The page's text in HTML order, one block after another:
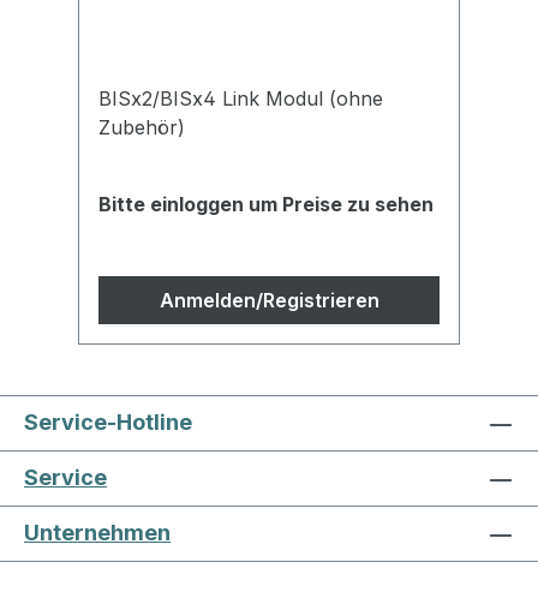
BISx2/BISx4 Link Modul (ohne
Bitte einloggen um Preise zu sehen
Anmelden/Registrieren
Service-Hotline
Service
Unternehmen